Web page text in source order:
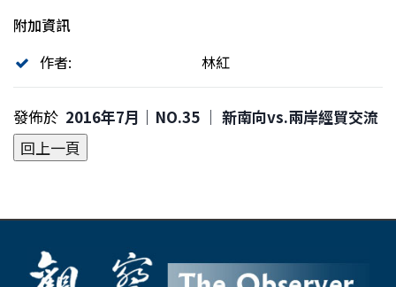
附加資訊
作者:
林紅
發佈於 2016年7月｜NO.35 │ 新南向vs.兩岸經貿交流